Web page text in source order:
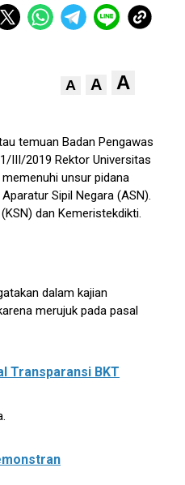
A A A
temuan Badan Pengawas
III/2019 Rektor Universitas
unsur pidana
Sipil Negara (ASN).
dan Kemeristekdikti.
dalam kajian
merujuk pada pasal
Transparansi BKT